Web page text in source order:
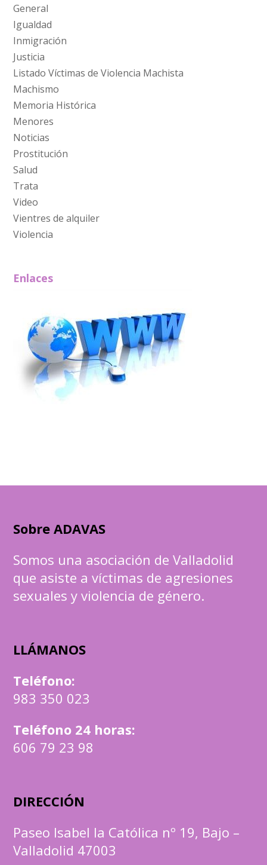
General
Igualdad
Inmigración
Justicia
Listado Víctimas de Violencia Machista
Machismo
Memoria Histórica
Menores
Noticias
Prostitución
Salud
Trata
Video
Vientres de alquiler
Violencia
Enlaces
Sobre ADAVAS
Somos una asociación de Valladolid
que asiste a víctimas de agresiones
sexuales y violencia de género.
LLÁMANOS
Teléfono:
983 350 023
Teléfono 24 horas:
606 79 23 98
DIRECCIÓN
Paseo Isabel la Católica nº 19, Bajo –
Valladolid 47003